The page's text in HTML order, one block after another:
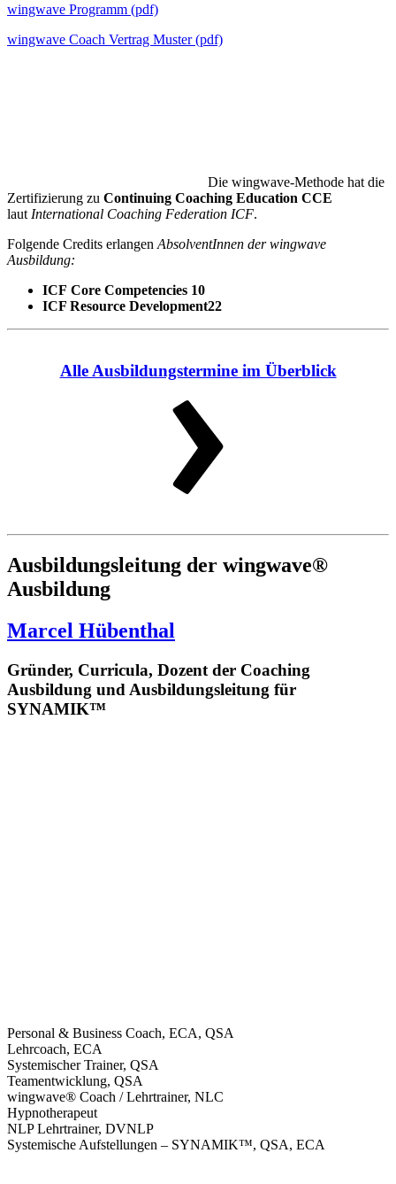
wingwave Programm (pdf)
wingwave Coach Vertrag Muster (pdf)
Die wingwave-Methode hat die
Zertifizierung zu Continuing Coaching Education CCE
laut International Coaching Federation ICF.
Folgende Credits erlangen AbsolventInnen der wingwave
Ausbildung:
ICF Core Competencies 10
ICF Resource Development22
Alle Ausbildungstermine im Überblick
Ausbildungsleitung der wingwave®
Ausbildung
Marcel Hübenthal
Gründer, Curricula, Dozent der Coaching
Ausbildung und Ausbildungsleitung für
SYNAMIK™
Personal & Business Coach, ECA, QSA
Lehrcoach, ECA
Systemischer Trainer, QSA
Teamentwicklung, QSA
wingwave® Coach / Lehrtrainer, NLC
Hypnotherapeut
NLP Lehrtrainer, DVNLP
Systemische Aufstellungen – SYNAMIK™, QSA, ECA